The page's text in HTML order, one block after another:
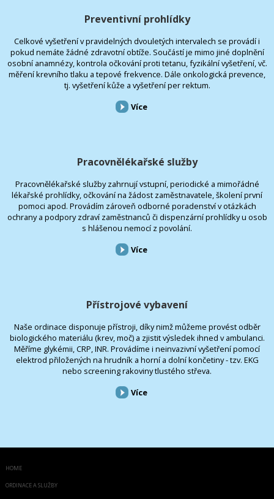
Preventivní prohlídky
Celkové vyšetření v pravidelných dvouletých intervalech se provádí i
pokud nemáte žádné zdravotní obtíže. Součástí je mimo jiné doplnění
osobní anamnézy, kontrola očkování proti tetanu, fyzikální vyšetření, vč.
měření krevního tlaku a tepové frekvence. Dále onkologická prevence,
tj. vyšetření kůže a vyšetření per rektum.
Více
Pracovnělékařské služby
Pracovnělékařské služby zahrnují vstupní, periodické a mimořádné
lékařské prohlídky, očkování na žádost zaměstnavatele, školení první
pomoci apod. Provádím zároveň odborné poradenství v otázkách
ochrany a podpory zdraví zaměstnanců či dispenzární prohlídky u osob
s hlášenou nemocí z povolání.
Více
Přístrojové vybavení
Naše ordinace disponuje přístroji, díky nimž můžeme provést odběr
biologického materiálu (krev, moč) a zjistit výsledek ihned v ambulanci.
Měříme glykémii, CRP, INR. Provádíme i neinvazivní vyšetření pomocí
elektrod přiložených na hrudník a horní a dolní končetiny - tzv. EKG
nebo screening rakoviny tlustého střeva.
Více
HOME
ORDINACE A SLUŽBY